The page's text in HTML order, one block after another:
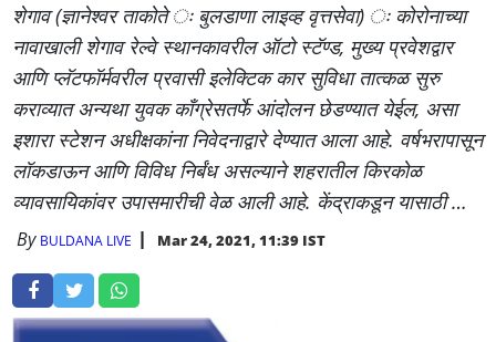
शेगाव (ज्ञानेश्वर ताकोते ः बुलडाणा लाइव्ह वृत्तसेवा) ः कोरोनाच्या
नावाखाली शेगाव रेल्वे स्थानकावरील ऑटो स्टॅण्ड, मुख्य प्रवेशद्वार
आणि प्लॅटफॉर्मवरील प्रवासी इलेक्टिक कार सुविधा तात्कळ सुरु
कराव्यात अन्यथा युवक काँग्रेसतर्फे आंदोलन छेडण्यात येईल, असा
इशारा स्टेशन अधीक्षकांना निवेदनाद्वारे देण्यात आला आहे. वर्षभरापासून
लॉकडाऊन आणि विविध निर्बंध असल्याने शहरातील किरकोळ
व्यावसायिकांवर उपासमारीची वेळ आली आहे. केंद्राकडून यासाठी …
By BULDANA LIVE Mar 24, 2021, 11:39 IST